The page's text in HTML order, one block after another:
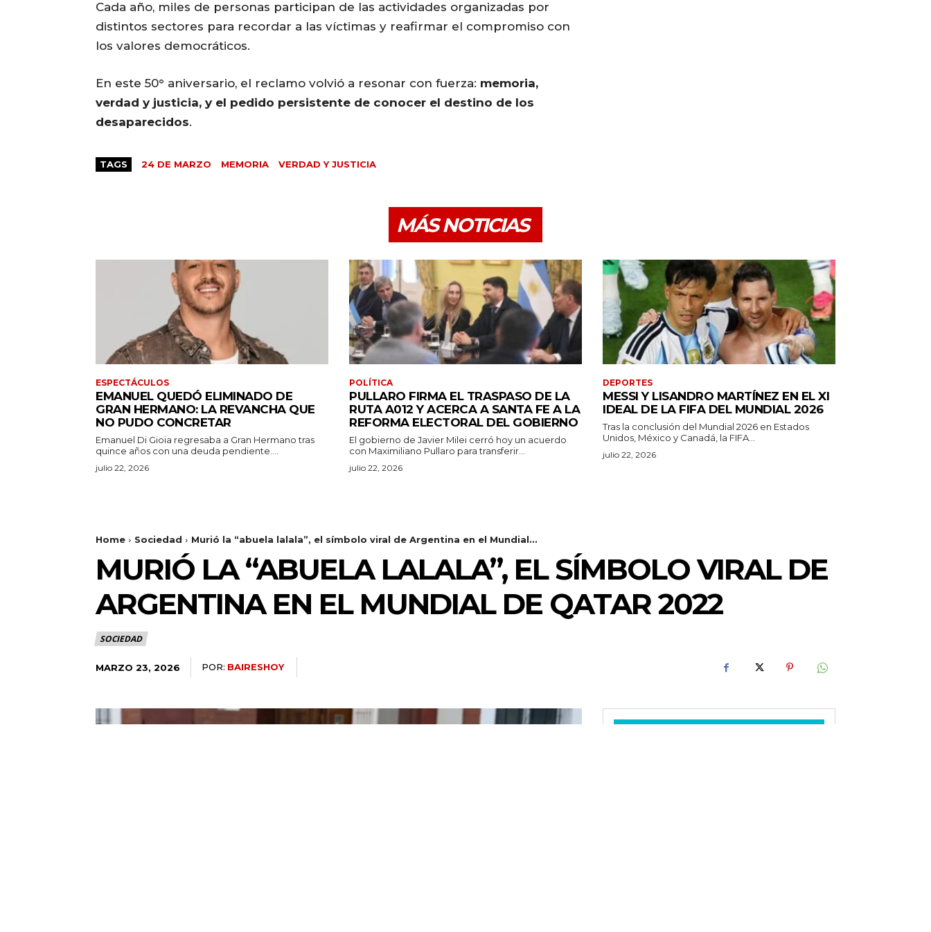
Cada año, miles de personas participan de las actividades organizadas por
distintos sectores para recordar a las víctimas y reafirmar el compromiso con
los valores democráticos.
En este 50° aniversario, el reclamo volvió a resonar con fuerza: memoria,
verdad y justicia, y el pedido persistente de conocer el destino de los
desaparecidos.
TAGS 24 DE MARZO MEMORIA VERDAD Y JUSTICIA
MÁS NOTICIAS
ESPECTÁCULOS
EMANUEL QUEDÓ ELIMINADO DE
GRAN HERMANO: LA REVANCHA QUE
NO PUDO CONCRETAR
Emanuel Di Gioia regresaba a Gran Hermano tras
quince años con una deuda pendiente....
julio 22, 2026
POLÍTICA
PULLARO FIRMA EL TRASPASO DE LA
RUTA A012 Y ACERCA A SANTA FE A LA
REFORMA ELECTORAL DEL GOBIERNO
El gobierno de Javier Milei cerró hoy un acuerdo
con Maximiliano Pullaro para transferir...
julio 22, 2026
DEPORTES
MESSI Y LISANDRO MARTÍNEZ EN EL XI
IDEAL DE LA FIFA DEL MUNDIAL 2026
Tras la conclusión del Mundial 2026 en Estados
Unidos, México y Canadá, la FIFA...
julio 22, 2026